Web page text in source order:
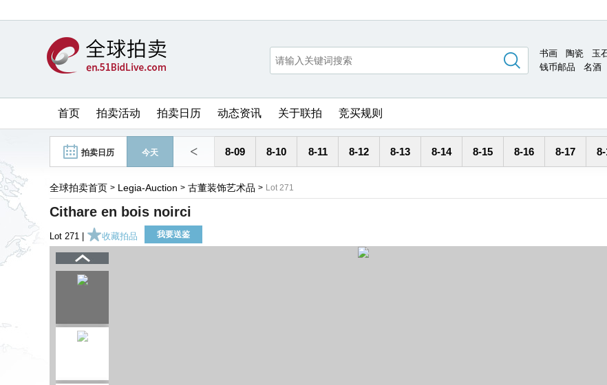
书画 陶瓷 玉
钱币邮品
名酒
首页 拍卖活动 拍卖日历 动态资讯 关于联拍 竞买规则
拍卖日历 今天 < 8-09 8-10 8-11 8-12 8-13 8-14 8-15 8-16 8-17
全球拍卖首页 > Legia-Auction > 古董装饰艺术品 > Lot 271
Cithare en bois noirci
Lot 271 | 收藏拍品 我要送鉴